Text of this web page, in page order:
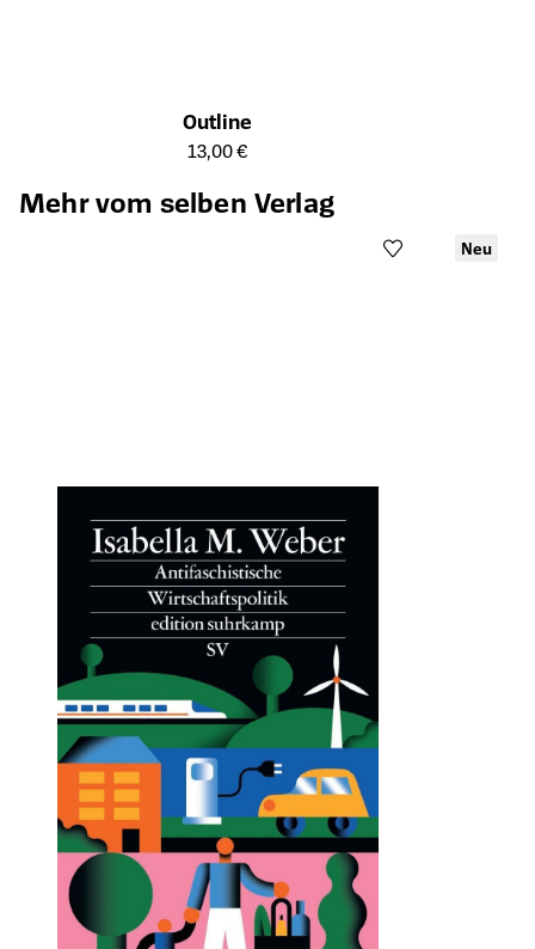
Outline
Öffnet die Detailseite des Produkts
13,00 €
Mehr vom selben Verlag
Neu